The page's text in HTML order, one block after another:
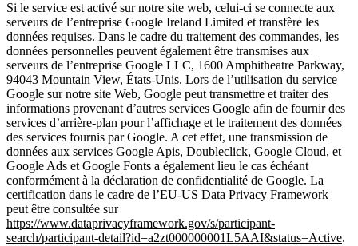
Si le service est activé sur notre site web, celui-ci se connecte aux
serveurs de l’entreprise Google Ireland Limited et transfère les
données requises. Dans le cadre du traitement des commandes, les
données personnelles peuvent également être transmises aux
serveurs de l’entreprise Google LLC, 1600 Amphitheatre Parkway,
94043 Mountain View, États-Unis. Lors de l’utilisation du service
Google sur notre site Web, Google peut transmettre et traiter des
informations provenant d’autres services Google afin de fournir des
services d’arrière-plan pour l’affichage et le traitement des données
des services fournis par Google. A cet effet, une transmission de
données aux services Google Apis, Doubleclick, Google Cloud, et
Google Ads et Google Fonts a également lieu le cas échéant
conformément à la déclaration de confidentialité de Google. La
certification dans le cadre de l’EU-US Data Privacy Framework
peut être consultée sur
https://www.dataprivacyframework.gov/s/participant-
search/participant-detail?id=a2zt000000001L5AAI&status=Active.